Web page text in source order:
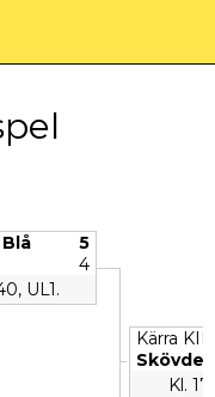
Blå
5
4
UL1.
Kärra
Skövde
Kl.